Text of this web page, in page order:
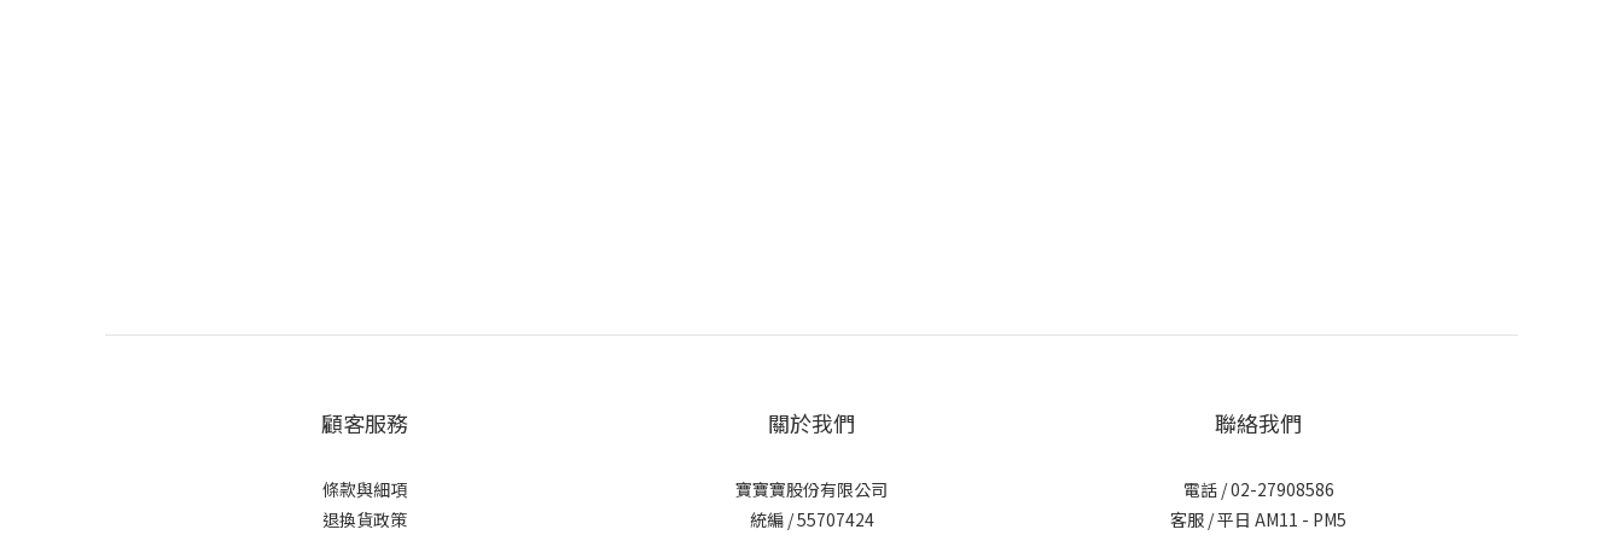
顧客服務
條款與細項
退換貨政策
關於我們
寶寶寶股份有限公司
統編 / 55707424
聯絡我們
電話 / 02-27908586
客服 / 平日 AM11 - PM5